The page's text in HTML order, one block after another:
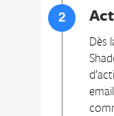
Dès